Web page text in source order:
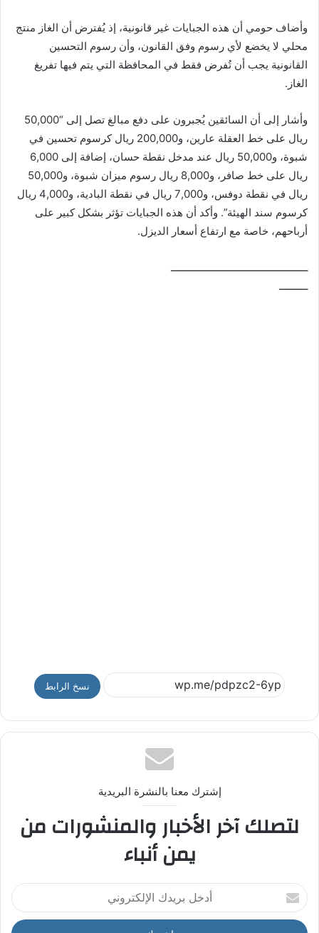
وأضاف حومي أن هذه الجبايات غير قانونية، إذ يُفترض أن الغاز منتج
محلي لا يخضع لأي رسوم وفق القانون، وأن رسوم التحسين
القانونية يجب أن تُفرض فقط في المحافظة التي يتم فيها تفريغ
الغاز.
وأشار إلى أن السائقين يُجبرون على دفع مبالغ تصل إلى “50,000
ريال على خط العقلة عارين، و200,000 ريال كرسوم تحسين في
شبوة، و50,000 ريال عند مدخل نقطة حسان، إضافة إلى 6,000
ريال على خط صافر، و8,000 ريال رسوم ميزان شبوة، و50,000
ريال في نقطة دوفس، و7,000 ريال في نقطة البادية، و4,000 ريال
كرسوم سند الهيئة”. وأكد أن هذه الجبايات تؤثر بشكل كبير على
أرباحهم، خاصة مع ارتفاع أسعار الديزل.
ــــــــــــــــــــــــــــــــــــــــــــــــ
ــــــــــ
نسخ الرابط
إشترك معنا بالنشرة البريدية
لتصلك آخر الأخبار والمنشورات من
يمن أنباء
أ
د
خ